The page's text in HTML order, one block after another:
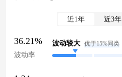
近1年 近3年
36.21%
波动率
波动较大 优于15%同类